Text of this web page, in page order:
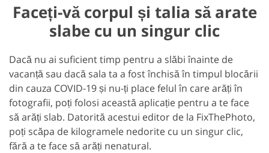
Faceți-vă corpul și talia să arate
slabe cu un singur clic
Dacă nu ai suficient timp pentru a slăbi înainte de
vacanță sau dacă sala ta a fost închisă în timpul blocării
din cauza COVID-19 și nu-ți place felul în care arăți în
fotografii, poți folosi această aplicație pentru a te face
să arăți slab. Datorită acestui editor de la FixThePhoto,
poți scăpa de kilogramele nedorite cu un singur clic,
fără a te face să arăți nenatural.